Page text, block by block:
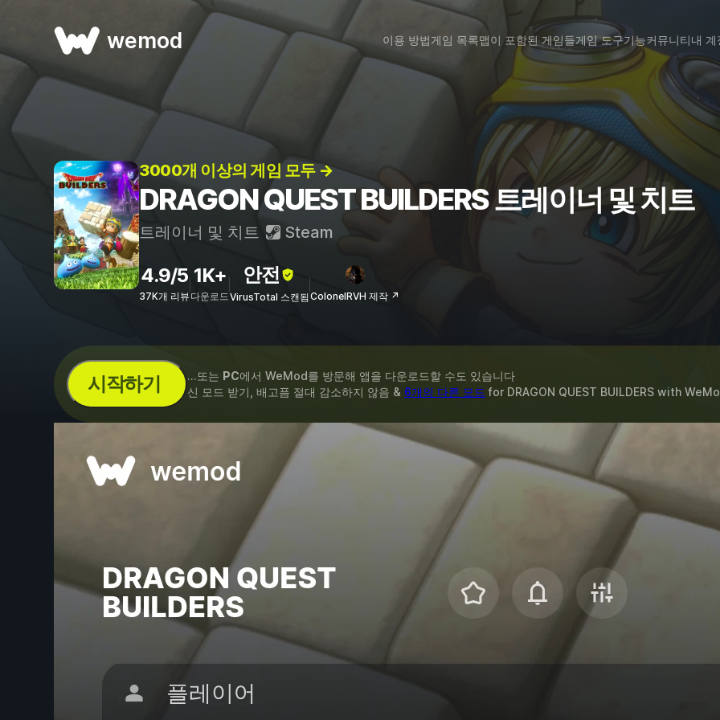
wemod 이용 방법게임 목록맵이 포함된 게임들게임 도구기능커뮤니티내 계
3000개 이상의 게임 모두 →
DRAGON QUEST BUILDERS 트레이너 및 치트
트레이너 및 치트 Steam
4.9/5
37K개 리뷰
1K+
다운로드
안전
VirusTotal 스캔됨ColonelRVH 제작 ↗
시작하기 ...또는 PC에서 WeMod를 방문해 앱을 다운로드할 수도 있습니다
신 모드 받기, 배고픔 절대 감소하지 않음 & 6개의 다른 모드 for DRAGON QUEST BUILDERS with